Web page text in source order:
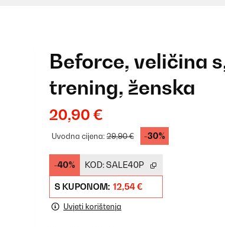
Beforce, veličina
trening, ženska
20,90 €
Uvodna cijena:29,90 € -30%
-40% KOD:SALE40P
S KUPONOM: 12,54 €
Uvjeti korištenja